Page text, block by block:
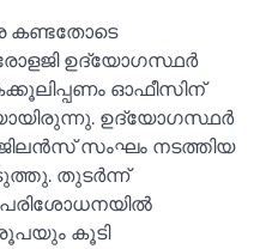
കണ്ടതോടെ
ഉദ്യോഗസ്ഥർ
ഓഫീസിന്
ഉദ്യോഗസ്ഥർ
സംഘം നടത്തിയ
തുടർന്ന്
രൂപയും കൂടി